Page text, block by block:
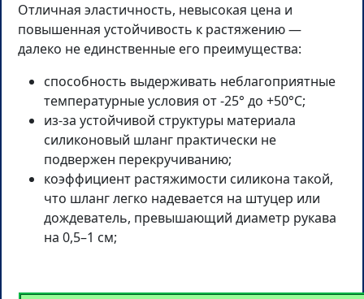
Отличная эластичность, невысокая цена и
повышенная устойчивость к растяжению —
далеко не единственные его преимущества:
способность выдерживать неблагоприятные
температурные условия от -25° до +50°С;
из-за устойчивой структуры материала
силиконовый шланг практически не
подвержен перекручиванию;
коэффициент растяжимости силикона такой,
что шланг легко надевается на штуцер или
дождеватель, превышающий диаметр рукава
на 0,5–1 см;